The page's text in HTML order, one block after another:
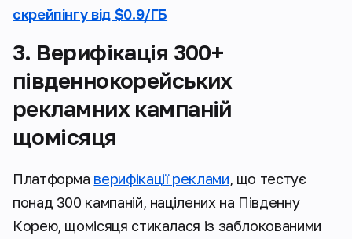
скрейпінгу від $0.9/ГБ
3. Верифікація 300+
південнокорейських
рекламних кампаній
щомісяця
Платформа верифікації реклами, що тестує
понад 300 кампаній, націлених на Південну
Корею, щомісяця стикалася із заблокованими